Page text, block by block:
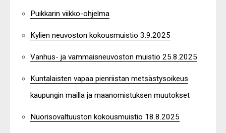
Puikkarin viikko-ohjelma
Kylien neuvoston kokousmuistio 3.9.2025
Vanhus- ja vammaisneuvoston muistio 25.8.2025
Kuntalaisten vapaa pienriistan metsästysoikeus
kaupungin mailla ja maanomistuksen muutokset
Nuorisovaltuuston kokousmuistio 18.8.2025